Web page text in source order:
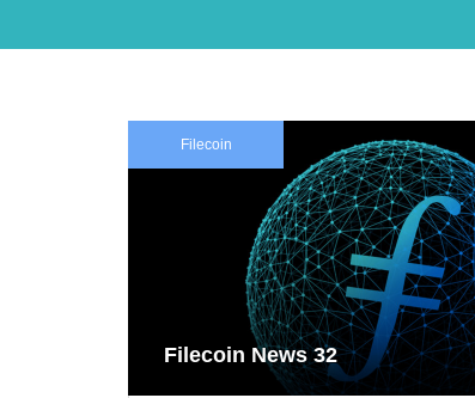
Filecoin
Filecoin News 32